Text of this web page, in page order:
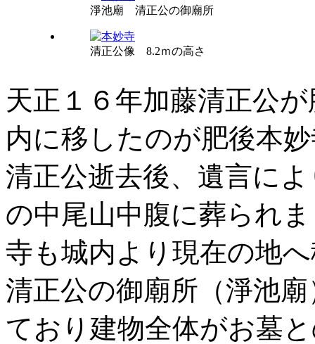
淨池廟 清正公の御廟所
清正公像 8.2ｍの高さ
天正１６年加藤清正公
内に移したのが肥後本
清正公逝去後、遺言に
の中尾山中腹に葬られ
寺も城内より現在の地
清正公の御廟所（淨池
ており建物全体がお墓